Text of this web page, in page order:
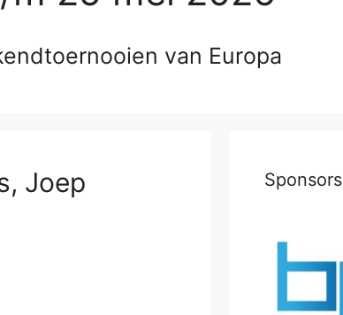
van Europa
Joep Sponsors